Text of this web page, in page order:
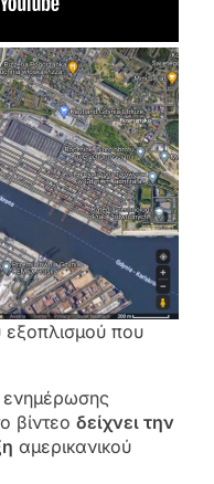
που
βίντεο δείχνει την
αμερικανικού